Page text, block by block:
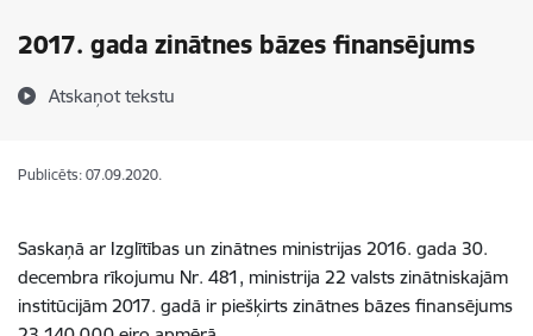
2017. gada zinātnes bāzes finansējums
Atskaņot tekstu
Publicēts: 07.09.2020.
Saskaņā ar Izglītības un zinātnes ministrijas 2016. gada 30.
decembra rīkojumu Nr. 481, ministrija 22 valsts zinātniskajām
institūcijām 2017. gadā ir piešķirts zinātnes bāzes finansējums